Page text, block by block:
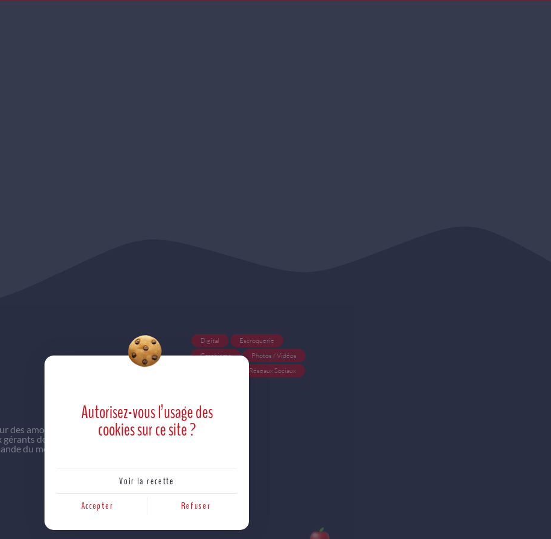
des amoureux de
de
du meilleur de
Digital
Escroquerie
Graphisme
Photos / Vidéos
Réseaux Sociaux
Autorisez-vous l’usage des
cookiessur ce site ?
Voir la recette
Accepter
Refuser